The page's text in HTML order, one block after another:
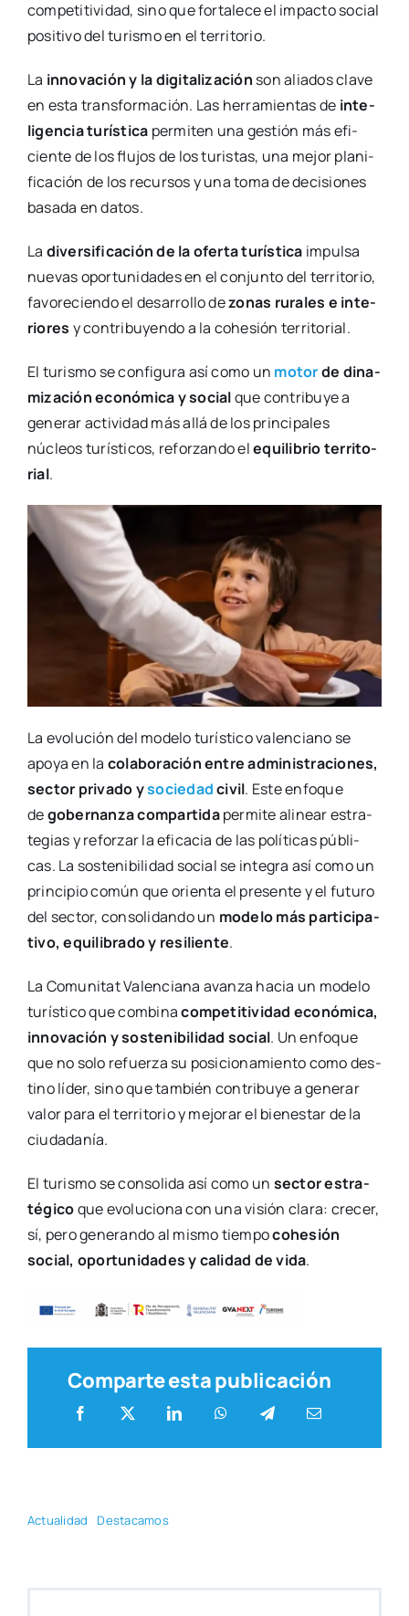
com­pe­ti­ti­vi­dad, sino que for­ta­le­ce el impac­to social
posi­ti­vo del turis­mo en el terri­to­rio.
La inno­va­ción y la digi­ta­li­za­ción son alia­dos cla­ve
en esta trans­for­ma­ción. Las herra­mien­tas de inte­
li­gen­cia turís­ti­ca per­mi­ten una ges­tión más efi­
cien­te de los flu­jos de los turis­tas, una mejor pla­ni­
fi­ca­ción de los recur­sos y una toma de deci­sio­nes
basa­da en datos.
La diver­si­fi­ca­ción de la ofer­ta turís­ti­ca impul­sa
nue­vas opor­tu­ni­da­des en el con­jun­to del terri­to­rio,
favo­re­cien­do el desa­rro­llo dezonas rura­les e inte­
rio­res y con­tri­bu­yen­do a la cohe­sión terri­to­rial.
El turis­mo se con­fi­gu­ra así como un motorde dina­
mi­za­ción eco­nó­mi­ca y socialque con­tri­bu­ye a
gene­rar acti­vi­dad más allá de los prin­ci­pa­les
núcleos turís­ti­cos, refor­zan­do elequi­li­brio terri­to­
rial.
La evo­lu­ción del mode­lo turís­ti­co valen­ciano se
apo­ya en la cola­bo­ra­ción entre admi­nis­tra­cio­nes,
sec­tor pri­va­do ysocie­dadcivil. Este enfo­que
degober­nan­za com­par­ti­daper­mi­te ali­near estra­
te­gias y refor­zar la efi­ca­cia de las polí­ti­cas públi­
cas. La sos­te­ni­bi­li­dad social se inte­gra así como un
prin­ci­pio común que orien­ta el pre­sen­te y el futu­ro
del sec­tor, con­so­li­dan­do un mode­lo más par­ti­ci­pa­
ti­vo, equi­li­bra­do y resi­lien­te.
La Comu­ni­tat Valen­cia­na avan­za hacia un mode­lo
turís­ti­co que com­bi­nacom­pe­ti­ti­vi­dad eco­nó­mi­ca,
inno­va­ción y sos­te­ni­bi­li­dad social. Un enfo­que
que no solo refuer­za su posi­cio­na­mien­to como des­
tino líder, sino que tam­bién con­tri­bu­ye a gene­rar
valor para el terri­to­rio y mejo­rar el bien­es­tar de la
ciu­da­da­nía.
El turis­mo se con­so­li­da así como un sec­tor estra­
té­gi­coque evo­lu­cio­na con una visión cla­ra: cre­cer,
sí, pero gene­ran­do al mis­mo tiem­pocohe­sión
social, opor­tu­ni­da­des y cali­dad de vida.
Comparte esta publicación
Actua­li­dad Des­ta­ca­mos